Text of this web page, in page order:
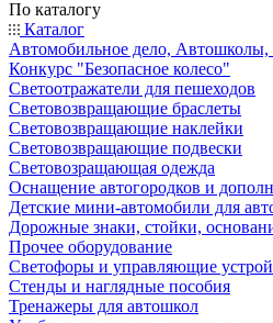
По каталогу
Каталог
Автомобильное дело,
Конкурс "Безопасное колесо"
Светоотражатели для пешеходов
Световозвращающие браслеты
Световозвращающие наклейки
Световозвращающие подвески
Световозращающая одежда
Оснащение автогородков и
Детские мини-автомобили для
Дорожные знаки, стойки,
Прочее оборудование
Светофоры и управляющие
Стенды и наглядные пособия
Тренажеры для автошкол